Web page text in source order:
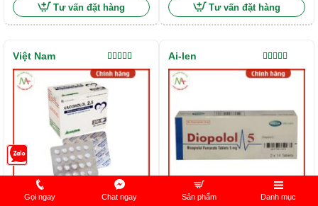
thể.
chọn
thể
sản
Tư vấn đặt hàng
Tư vấn đặt hàng
Được xếp
hạng5.00
Việt Nam
Được xếp
hạng5.00
Ai-len
Gọi ngay Chat ngay Sản phẩm Danh mục